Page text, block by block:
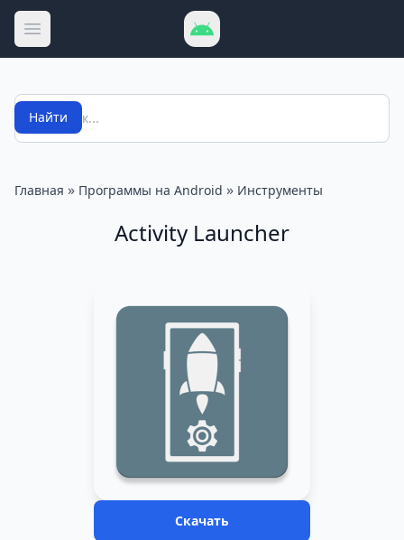
Открыть меню
Поиск
Найти
Главная » Программы на Android » Инструменты
Activity Launcher
Скачать